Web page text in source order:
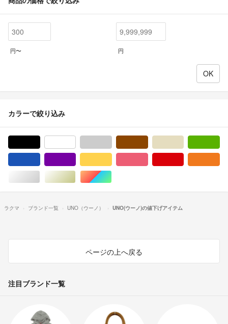
円〜 円
カラーで絞り込み
シルバー/銀色系ゴールド/金色系マルチカラー
ラクマ ブランド一覧 UNO（ウーノ） UNO(ウーノ)の値下げアイテム
ページの上へ戻る
注目ブランド一覧